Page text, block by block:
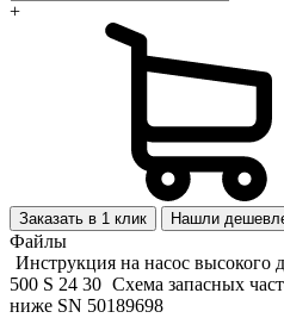
+
Заказать в 1 клик Нашли
Файлы
Инструкция на насос высокого
500 S 24 30 Схема запасных
ниже SN 50189698